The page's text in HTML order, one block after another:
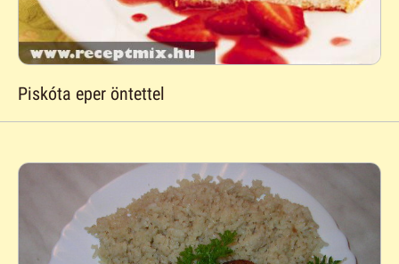
Piskóta eper öntettel